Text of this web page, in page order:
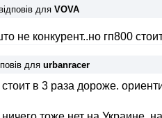
для VOVA
не конкурент..но гп800
для urbanracer
в 3 раза дороже.